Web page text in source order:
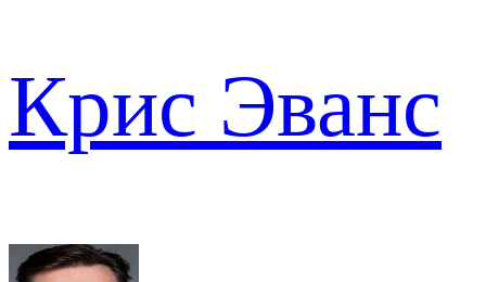
Крис Эванс